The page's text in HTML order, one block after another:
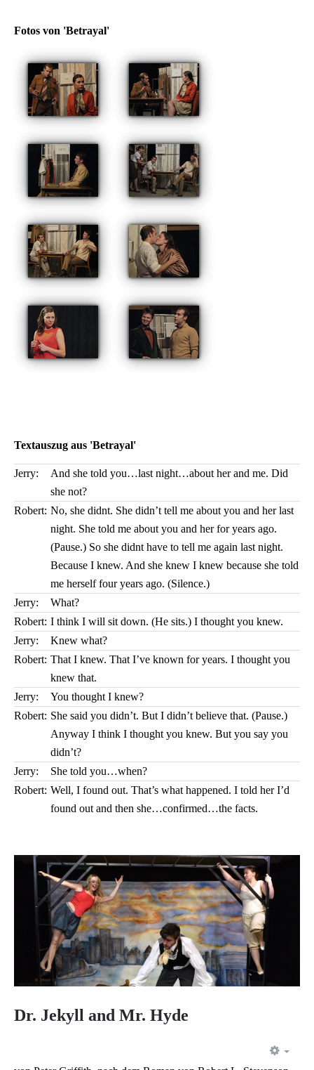
Fotos von 'Betrayal'
Textauszug aus 'Betrayal'
Jerry:
And she told you…last night…about her and me. Did
she not?
Robert: No, she didnt. She didn’t tell me about you and her last
night. She told me about you and her for years ago.
(Pause.) So she didnt have to tell me again last night.
Because I knew. And she knew I knew because she told
me herself four years ago. (Silence.)
Jerry:
What?
Robert: I think I will sit down. (He sits.) I thought you knew.
Jerry:
Knew what?
Robert: That I knew. That I’ve known for years. I thought you
knew that.
Jerry:
You thought I knew?
Robert: She said you didn’t. But I didn’t believe that. (Pause.)
Anyway I think I thought you knew. But you say you
didn’t?
Jerry:
She told you…when?
Robert: Well, I found out. That’s what happened. I told her I’d
found out and then she…confirmed…the facts.
Dr. Jekyll and Mr. Hyde